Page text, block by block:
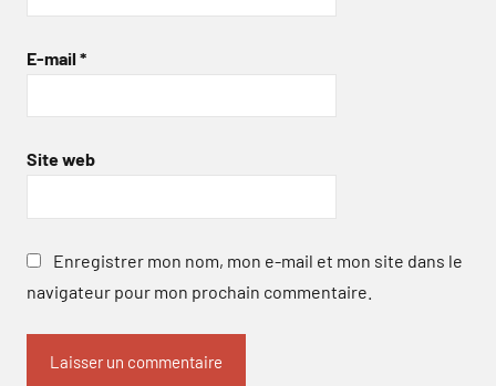
E-mail *
Site web
Enregistrer mon nom, mon e-mail et mon site dans le
navigateur pour mon prochain commentaire.